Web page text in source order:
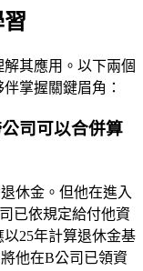
其應用。以下兩個
掌握關鍵眉角：
司可以合併算
休金。但他在進入
已依規定給付他資
25年計算退休金基
他在B公司已領資